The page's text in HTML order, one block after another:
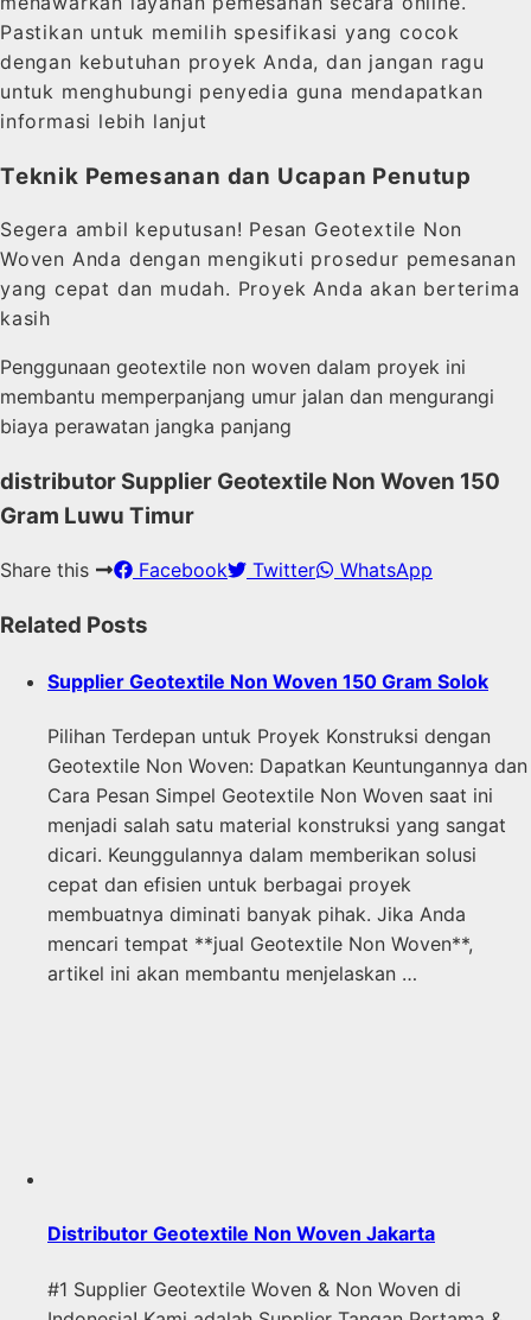
Pastikan untuk memilih spesifikasi yang cocok
dengan kebutuhan proyek Anda, dan jangan ragu
untuk menghubungi penyedia guna mendapatkan
informasi lebih lanjut
Teknik Pemesanan dan Ucapan Penutup
Segera ambil keputusan! Pesan Geotextile Non
Woven Anda dengan mengikuti prosedur pemesanan
yang cepat dan mudah. Proyek Anda akan berterima
kasih
Penggunaan geotextile non woven dalam proyek ini
membantu memperpanjang umur jalan dan mengurangi
biaya perawatan jangka panjang
distributor Supplier Geotextile Non Woven 150
Gram Luwu Timur
Share this Facebook Twitter WhatsApp
Related Posts
Supplier Geotextile Non Woven 150 Gram Solok
Pilihan Terdepan untuk Proyek Konstruksi dengan
Geotextile Non Woven: Dapatkan Keuntungannya dan
Cara Pesan Simpel Geotextile Non Woven saat ini
menjadi salah satu material konstruksi yang sangat
dicari. Keunggulannya dalam memberikan solusi
cepat dan efisien untuk berbagai proyek
membuatnya diminati banyak pihak. Jika Anda
mencari tempat **jual Geotextile Non Woven**,
artikel ini akan membantu menjelaskan …
Distributor Geotextile Non Woven Jakarta
#1 Supplier Geotextile Woven & Non Woven di